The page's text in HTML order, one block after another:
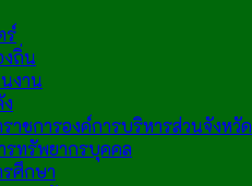
ร์
ถิ่น
งาน
ชการองค์การบริหารส่วนจังหวัด
รทรัพยากรบุคคล
ศึกษา